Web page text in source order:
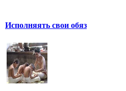
Исполняять свои обяз